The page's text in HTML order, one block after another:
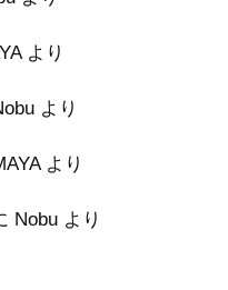
より
より
より
Nobu より